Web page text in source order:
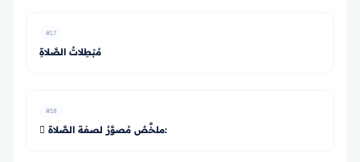
#17
مُبْطِلاتُ الصَّلاةِ
#18
 ملخَّصٌ مُصوَّرٌ لصفة الصَّلاة: